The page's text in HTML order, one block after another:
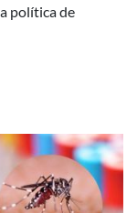
política de